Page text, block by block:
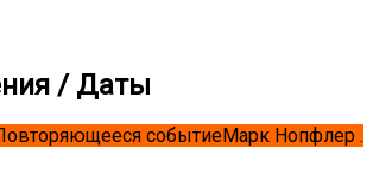
/ Даты
событиеМарк Нопфлер .